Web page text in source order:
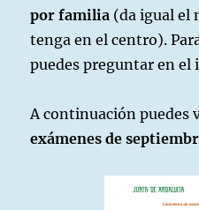
por familia (da igual el
tenga en el centro).
puedes preguntar en
A continuación puedes
exámenes de